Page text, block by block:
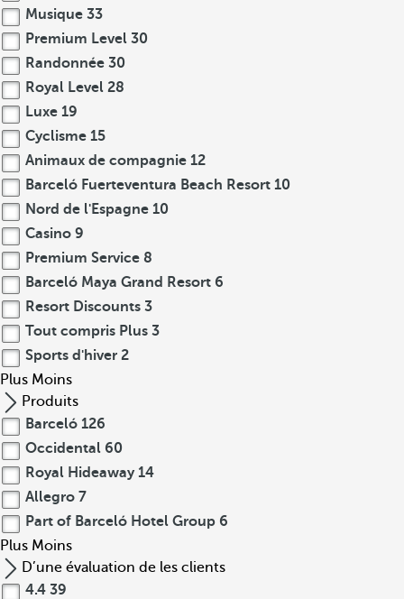
Musique 33
Premium Level 30
Randonnée 30
Royal Level 28
Luxe 19
Cyclisme 15
Animaux de compagnie 12
Barceló Fuerteventura Beach Resort 10
Nord de l'Espagne 10
Casino 9
Premium Service 8
Barceló Maya Grand Resort 6
Resort Discounts 3
Tout compris Plus 3
Sports d'hiver 2
Plus Moins
Produits
Barceló 126
Occidental 60
Royal Hideaway 14
Allegro 7
Part of Barceló Hotel Group 6
Plus Moins
D’une évaluation de les clients
4.4 39